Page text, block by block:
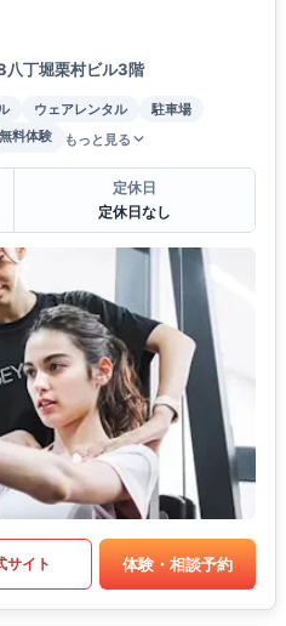
八丁堀栗村ビル3階
ウェアレンタル
駐車場
無料体験 もっと見る
定休日
定休日なし
サイト 体験・相談予約